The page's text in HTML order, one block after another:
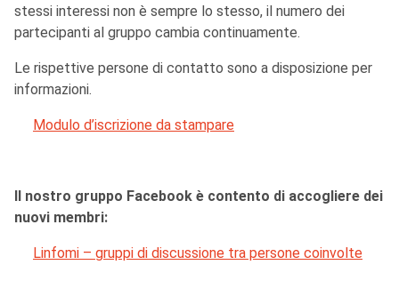
stessi interessi non è sempre lo stesso, il numero dei
partecipanti al gruppo cambia continuamente.
Le rispettive persone di contatto sono a disposizione per
informazioni.
Modulo d’iscrizione da stampare
Il nostro gruppo Facebook è contento di accogliere dei
nuovi membri:
Linfomi – gruppi di discussione tra persone coinvolte